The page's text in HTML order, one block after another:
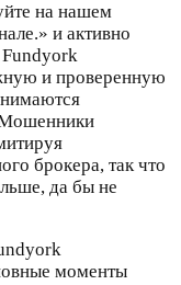
на нашем
и активно
и проверенную
Мошенники
брокера, так что
да бы не
моменты